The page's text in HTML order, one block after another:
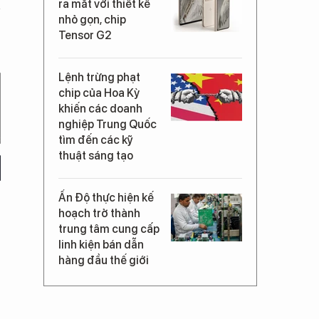
ra mắt với thiết kế
nhỏ gọn, chip
Tensor G2
Lệnh trừng phạt
chip của Hoa Kỳ
khiến các doanh
nghiệp Trung Quốc
tìm đến các kỹ
thuật sáng tạo
Ấn Độ thực hiện kế
hoạch trở thành
trung tâm cung cấp
linh kiện bán dẫn
hàng đầu thế giới